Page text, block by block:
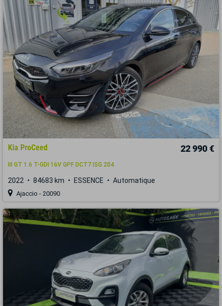
Kia ProCeed 22 990 €
III GT 1.6 T-GDI 16V GPF DCT7 ISG 204
2022 84683 km ESSENCE Automatique
Ajaccio - 20090